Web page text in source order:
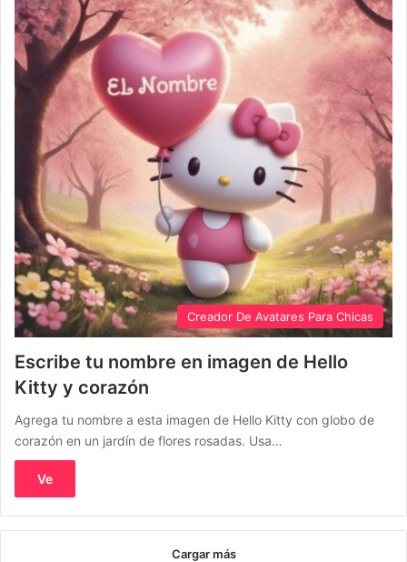
Creador De Avatares Para Chicas
Escribe tu nombre en imagen de Hello
Kitty y corazón
Agrega tu nombre a esta imagen de Hello Kitty con globo de
corazón en un jardín de flores rosadas. Usa…
Ve
Cargar más